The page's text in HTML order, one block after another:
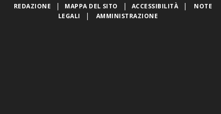
REDAZIONE | MAPPA DEL SITO | ACCESSIBILITÀ |
NOTE
LEGALI
| AMMINISTRAZIONE